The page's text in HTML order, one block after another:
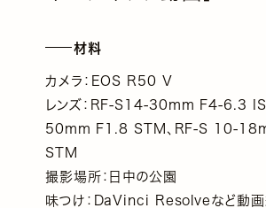
材料
カメラ：EOS R50 V
レンズ：RF-S14-30mm F4-6.3
50mm F1.8 STM、RF-S 10-
STM
撮影場所：日中の公園
味つけ：DaVinci Resolveなど動画